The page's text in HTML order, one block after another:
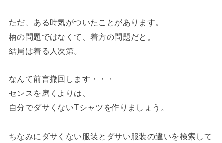
ただ、ある時気がついたことがあります。
柄の問題ではなくて、着方の問題だと。
結局は着る人次第。
なんて前言撤回します・・・
センスを磨くよりは、
自分でダサくないTシャツを作りましょう。
ちなみにダサくない服装とダサい服装の違いを検索して